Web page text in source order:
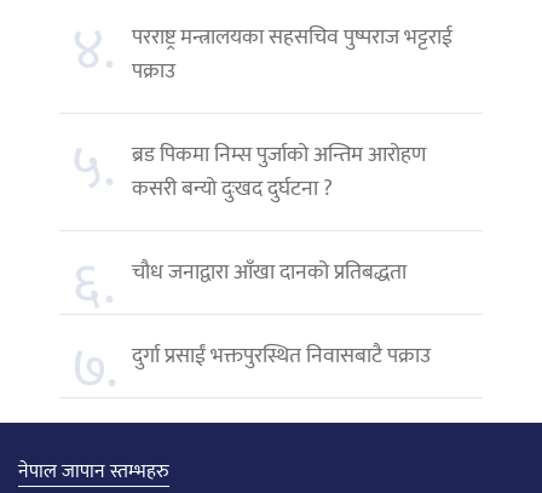
४. परराष्ट्र मन्त्रालयका सहसचिव पुष्पराज भट्टराई
पक्राउ
५. ब्रड पिकमा निम्स पुर्जाको अन्तिम आरोहण
कसरी बन्यो दुःखद दुर्घटना ?
६. चौध जनाद्वारा आँखा दानको प्रतिबद्धता
७. दुर्गा प्रसाईं भक्तपुरस्थित निवासबाटै पक्राउ
नेपाल जापान स्तम्भहरु